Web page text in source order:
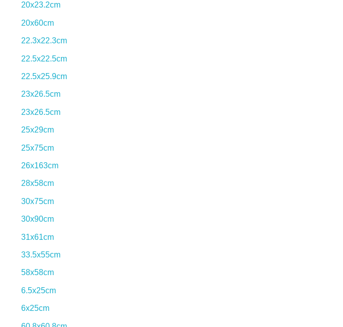
20x23.2cm
20x60cm
22.3x22.3cm
22.5x22.5cm
22.5x25.9cm
23x26.5cm
23x26.5cm
25x29cm
25x75cm
26x163cm
28x58cm
30x75cm
30x90cm
31x61cm
33.5x55cm
58x58cm
6.5x25cm
6x25cm